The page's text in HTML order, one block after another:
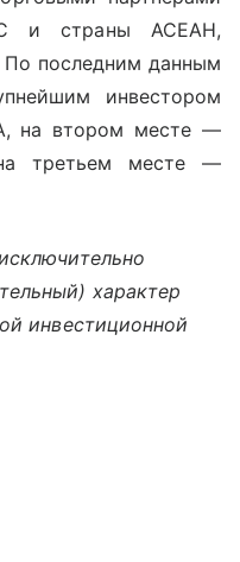
и страны АСЕАН,
последним данным
инвестором
на втором месте —
третьем месте —
характер
инвестиционной